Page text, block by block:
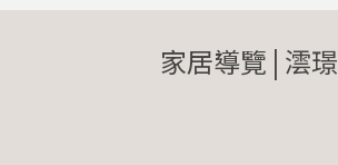
家居導覽 | 澐璟